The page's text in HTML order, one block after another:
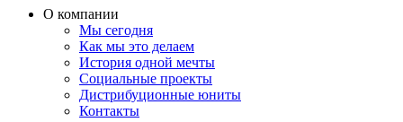
О компании
Мы сегодня
Как мы это делаем
История одной мечты
Социальные проекты
Дистрибуционные юниты
Контакты